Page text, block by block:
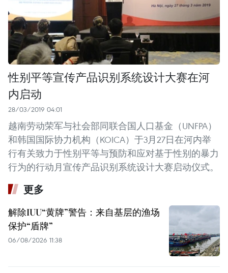
性别平等宣传产品识别系统设计大赛在河
内启动
28/03/2019 04:01
越南劳动荣军与社会部同联合国人口基金（UNFPA）
和韩国国际协力机构（KOICA）于3月27日在河内举
行有关致力于性别平等与预防和应对基于性别的暴力
行为的行动月宣传产品识别系统设计大赛启动仪式。
更多
解除IUU“黄牌”警告：来自基层的渔场
保护“盾牌”
06/08/2026 11:38